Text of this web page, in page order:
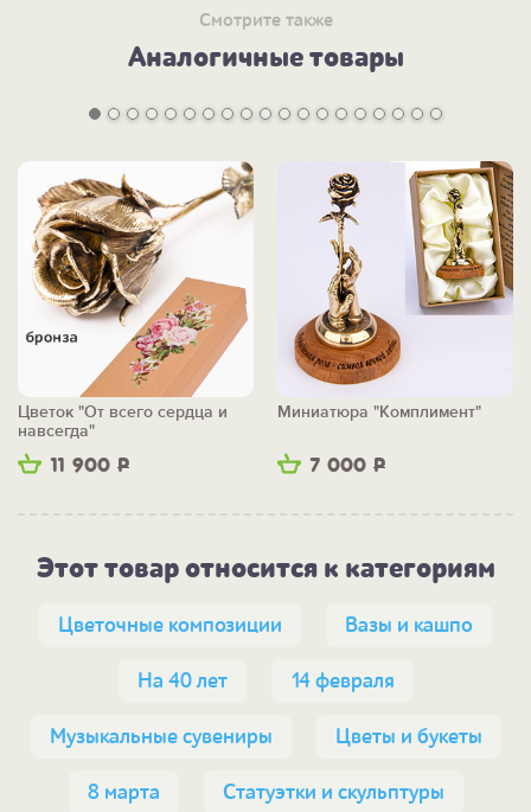
Смотрите также
Аналогичные товары
11 900 Р
Цветок "От всего сердца и
навсегда"
7 000 Р
Миниатюра "Комплимент"
Этот товар относится к категориям
Цветочные композиции Вазы и кашпо
На 40 лет 14 февраля
Музыкальные сувениры Цветы и букеты
8 марта Статуэтки и скульптуры